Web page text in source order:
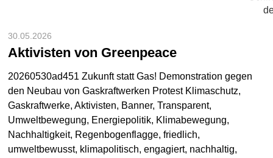
30.05.2026
Aktivisten von Greenpeace
20260530ad451 Zukunft statt Gas! Demonstration gegen
den Neubau von Gaskraftwerken Protest Klimaschutz,
Gaskraftwerke, Aktivisten, Banner, Transparent,
Umweltbewegung, Energiepolitik, Klimabewegung,
Nachhaltigkeit, Regenbogenflagge, friedlich,
umweltbewusst, klimapolitisch, engagiert, nachhaltig,